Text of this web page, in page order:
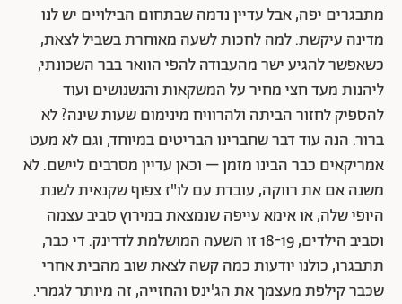
מתבגרים יפה, אבל עדיין נדמה שבתחום הבילויים יש לנו
מדינה עיקשת. למה לחכות לשעה מאוחרת בשביל לצאת,
כשאפשר להגיע ישר מהעבודה להפי הוואר בבר השכונתי,
ליהנות מעד חצי מחיר על המשקאות והנשנושים ועוד
להספיק לחזור הביתה ולהרוויח מינימום שעות שינה? לא
ברור. הנה עוד דבר שחברינו הבריטים במיוחד, וגם לא מעט
אמריקאים כבר הבינו מזמן – וכאן עדיין מסרבים ליישם. לא
משנה אם את רווקה, עובדת עם לו"ז צפוף שקנאית לשנת
היופי שלה, או אימא עייפה שנמצאת במירוץ סביב עצמה
וסביב הילדים, 18-19 זו השעה המושלמת לדרינק. די כבר,
תתבגרו, כולנו יודעות כמה קשה לצאת שוב מהבית אחרי
שכבר קילפת מעצמך את הג'ינס והחזייה, זה מיותר לגמרי.